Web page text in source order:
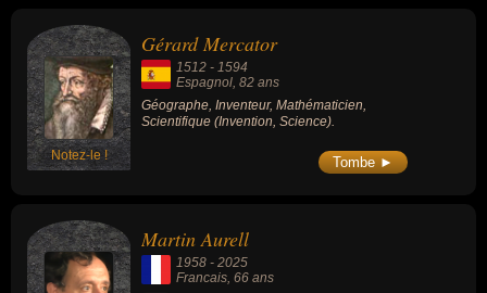
Notez-le !
Gérard Mercator
1512 - 1594
Espagnol , 82 ans
Géographe, Inventeur, Mathématicien,
Scientifique (Invention, Science).
Tombe ►
Martin Aurell
1958 - 2025
Francais, 66 ans